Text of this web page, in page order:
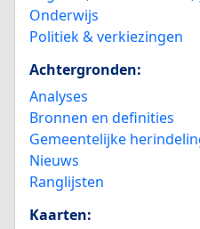
Onderwijs
Politiek & verkiezingen
Achtergronden:
Analyses
Bronnen en definities
Gemeentelijke
Nieuws
Ranglijsten
Kaarten: